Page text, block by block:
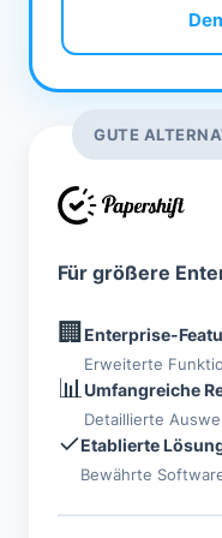
GUTE
Für größere
🏢 Enterprise-
Erweiterte
📊 Umfangreiche
Detaillierte
✓Etablierte
Bewährte